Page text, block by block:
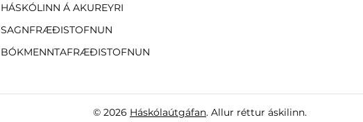
HÁSKÓLINN Á AKUREYRI
SAGNFRÆÐISTOFNUN
BÓKMENNTAFRÆÐISTOFNUN
© 2026 Háskólaútgáfan. Allur réttur áskilinn.